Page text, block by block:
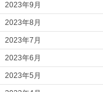
2023年9月
2023年8月
2023年7月
2023年6月
2023年5月